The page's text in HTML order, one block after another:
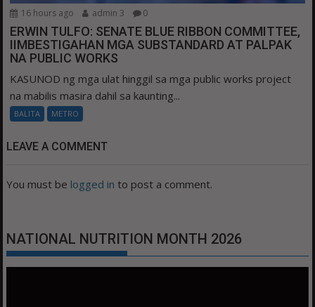
16 hours ago admin 3 0
ERWIN TULFO: SENATE BLUE RIBBON COMMITTEE,
IIMBESTIGAHAN MGA SUBSTANDARD AT PALPAK
NA PUBLIC WORKS
KASUNOD ng mga ulat hinggil sa mga public works project
na mabilis masira dahil sa kaunting...
BALITA METRO
LEAVE A COMMENT
You must be logged in to post a comment.
NATIONAL NUTRITION MONTH 2026